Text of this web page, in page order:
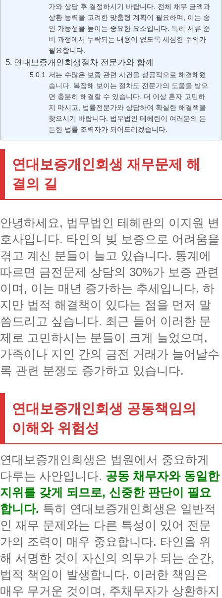
가와 상담 후 결정하시기 바랍니다. 전체 채무 금액과
상환 능력을 고려한 맞춤형 계획이 필요하며, 이는 승
인 가능성을 높이는 중요한 요소입니다. 특히 서류 준
비 과정에서 누락되는 내용이 없도록 세심한 주의가
필요합니다.
연대보증개인회생절차 전문가와 함께
저는 수많은 보증 관련 사건을 성공적으로 해결해왔
습니다. 복잡해 보이는 절차도 전문가의 도움을 받으
면 충분히 해결할 수 있습니다. 더 이상 혼자 고민하
지 마시고, 법률전문가와 상담하여 확실한 해결책을
찾으시기 바랍니다. 법무법인 테헤란이 여러분의 든
든한 법률 조력자가 되어드리겠습니다.
연대보증개인회생 재무문제 해
결의 길
안녕하세요, 법무법인 테헤란의 이지원 변
호사입니다. 타인의 빚 보증으로 어려움을
겪고 계신 분들이 늘고 있습니다. 통계에
따르면 금전문제 상담의 30%가 보증 관련
이며, 이는 매년 증가하는 추세입니다. 하
지만 법적 해결책이 있다는 점을 먼저 말
씀드리고 싶습니다. 최근 들어 이러한 문
제로 고민하시는 분들이 크게 늘었으며,
가족이나 지인 간의 금전 거래가 늘어날수
록 관련 분쟁도 증가하고 있습니다.
연대보증개인회생 공동책임의
이해와 위험성
연대보증개인회생은 법원에서 중요하게
다루는 사안입니다. 공동 채무자와 동일한
지위를 갖게 되므로, 신중한 판단이 필요
합니다. 특히 연대보증개인회생은 일반적
인 재무 문제와는 다른 특성이 있어 전문
가의 조력이 매우 중요합니다. 타인을 위
해 서명한 것이 자신의 의무가 되는 순간,
법적 책임이 발생합니다. 이러한 책임은
매우 무거운 것이며, 주채무자가 상환하지